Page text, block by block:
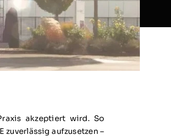
akzeptiert wird. So
aufzusetzen –